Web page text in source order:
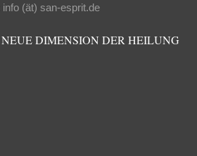
info (ät) san-esprit.de
DIMENSION DER HEILUNG